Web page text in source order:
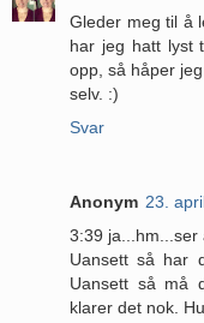
Gleder meg til å
har jeg hatt lyst
opp, så håper
selv. :)
Svar
Anonym 23.
3:39 ja...hm...ser
Uansett så har
Uansett så må
klarer det nok.